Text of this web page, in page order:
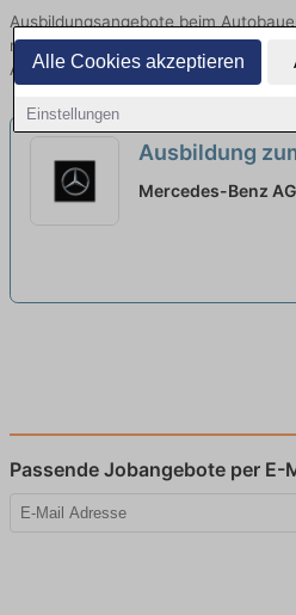
Alle Cookies akzeptieren
Einstellungen
Ausbildungsangebote beim
namhaften Firmen. Entdecken Sie
Arbeitgebern und bewerben Sie sich
Ausbildung
Mercedes-Benz
Passende Jobangebote per E-